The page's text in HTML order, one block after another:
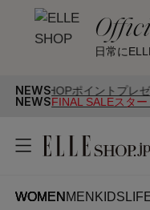
日常に
NEWS
イントプレゼント！HOT
NEWSFINAL SALEスタ
WOMEN MEN KIDS
WOMENMENKIDS